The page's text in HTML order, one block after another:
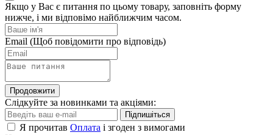
Якщо у Вас є питання по цьому товару, заповніть форму
нижче, і ми відповімо найближчим часом.
Email (Щоб повідомити про відповідь)
Продовжити
Слідкуйте за новинками та акціями:
Підпишіться
Я прочитав Оплата і згоден з вимогами